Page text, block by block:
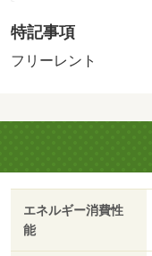
津町エリアや宇多津
かるまで、当社スタ
や雑菌などの発生が
室のスペースを広く
エアコンが付いてい
まいを求める上で、
周辺が適しているで
ご検討ください。・
特記事項
フリーレント
エネルギー消費性
能